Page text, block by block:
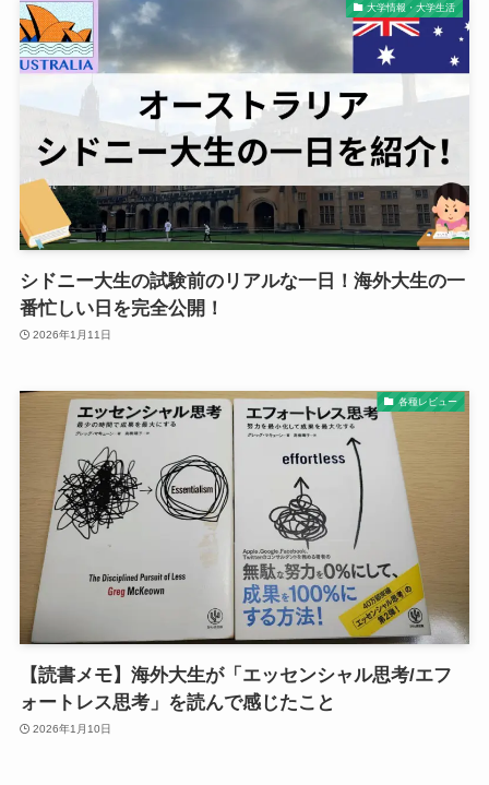
大学情報・大学生活
シドニー大生の試験前のリアルな一日！海外大生の一
番忙しい日を完全公開！
2026年1月11日
各種レビュー
【読書メモ】海外大生が「エッセンシャル思考/エフ
ォートレス思考」を読んで感じたこと
2026年1月10日